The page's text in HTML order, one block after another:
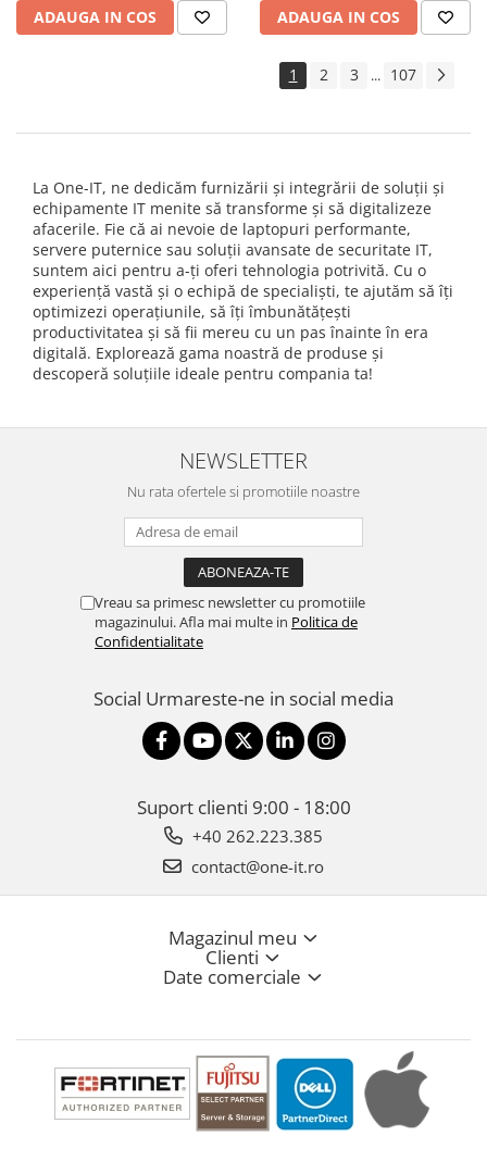
ADAUGA IN COS ADAUGA IN COS
1 2 3 ... 107
La One-IT, ne dedicăm furnizării și integrării de soluții și
echipamente IT menite să transforme și să digitalizeze
afacerile. Fie că ai nevoie de laptopuri performante,
servere puternice sau soluții avansate de securitate IT,
suntem aici pentru a-ți oferi tehnologia potrivită. Cu o
experiență vastă și o echipă de specialiști, te ajutăm să îți
optimizezi operațiunile, să îți îmbunătățești
productivitatea și să fii mereu cu un pas înainte în era
digitală. Explorează gama noastră de produse și
descoperă soluțiile ideale pentru compania ta!
NEWSLETTER
Nu rata ofertele si promotiile noastre
Vreau sa primesc newsletter cu promotiile
magazinului. Afla mai multe in Politica de
Confidentialitate
Social Urmareste-ne in social media
Suport clienti 9:00 - 18:00
+40 262.223.385
contact@one-it.ro
Magazinul meu
Clienti
Date comerciale